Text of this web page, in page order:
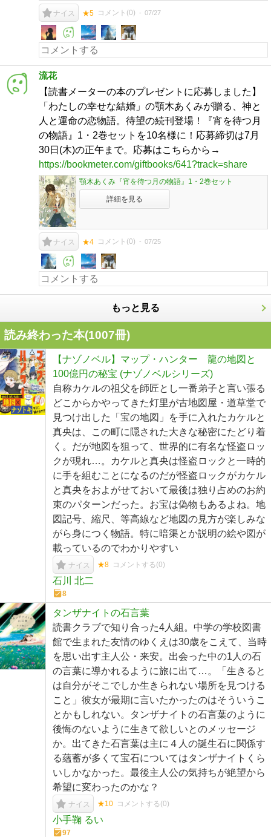
ナイス ★5 コメント(0) 07/27
流花
【読書メーターの本のプレゼントに応募しました】
「わたしの幸せな結婚」の顎木あくみが贈る、神と
人と運命の恋物語。待望の続刊登場！『宵を待つ月
の物語』1・2巻セットを10名様に！応募締切は7月
30日(木)の正午まで。応募はこちらから→
https://bookmeter.com/giftbooks/641?track=share
顎木あくみ『宵を待つ月の物語』1・2巻セット
詳細を見る
ナイス ★4 コメント(0) 07/25
もっと見る
読み終わった本(1007冊)
【ナゾノベル】マップ・ハンター 龍の地図と
100億円の秘宝 (ナゾノベルシリーズ)
自称カケルの祖父を師匠とし一番弟子と言い張る
どこからかやってきた灯里が古地図屋・道草堂で
見つけ出した「宝の地図」を手に入れたカケルと
真央は、この町に隠された大きな秘密にたどり着
く。だが地図を狙って、世界的に有名な怪盗ロッ
クが現れ…。カケルと真央は怪盗ロックと一時的
に手を組むことになるのだが怪盗ロックがカケル
と真央をおよがせておいて最後は独り占めのお約
束のパターンだった。お宝は偽物もあるよね。地
図記号、縮尺、等高線など地図の見方が楽しみな
がら身につく物語。特に暗渠とか説明の絵や図が
載っているのでわかりやすい
ナイス ★8 コメントする(0)
石川 北二
8
タンザナイトの石言葉
読書クラブで知り合った4人組。中学の学校図書
館で生まれた友情のゆくえは30歳をこえて、当時
を思い出す主人公・来安。出会った中の1人の石
の言葉に導かれるように旅に出て…。「生きると
は自分がそこでしか生きられない場所を見つける
こと」彼女が最期に言いたかったのはそういうこ
とかもしれない。タンザナイトの石言葉のように
後悔のないように生きて欲しいとのメッセージ
か。出てきた石言葉は主に４人の誕生石に関係す
る蘊蓄が多くて宝石についてはタンザナイトくら
いしかなかった。最後主人公の気持ちが絶望から
希望に変わったのかな？
ナイス ★10 コメントする(0)
小手鞠 るい
97